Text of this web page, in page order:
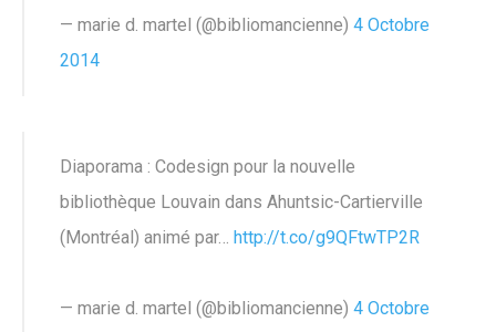
— marie d. martel (@bibliomancienne) 4 Octobre
2014
Diaporama : Codesign pour la nouvelle
bibliothèque Louvain dans Ahuntsic-Cartierville
(Montréal) animé par… http://t.co/g9QFtwTP2R
— marie d. martel (@bibliomancienne) 4 Octobre